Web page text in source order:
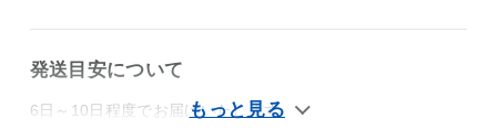
発送目安について
6日～10日程度でお届けいたします。